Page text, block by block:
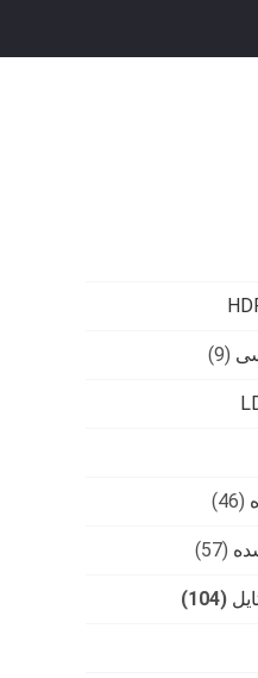
(9)
(46)
(57)
(104)